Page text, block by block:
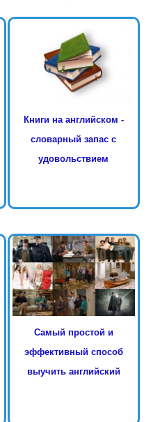
Книги на английском -
словарный запас с
удовольствием
Самый простой и
эффективный способ
выучить английский